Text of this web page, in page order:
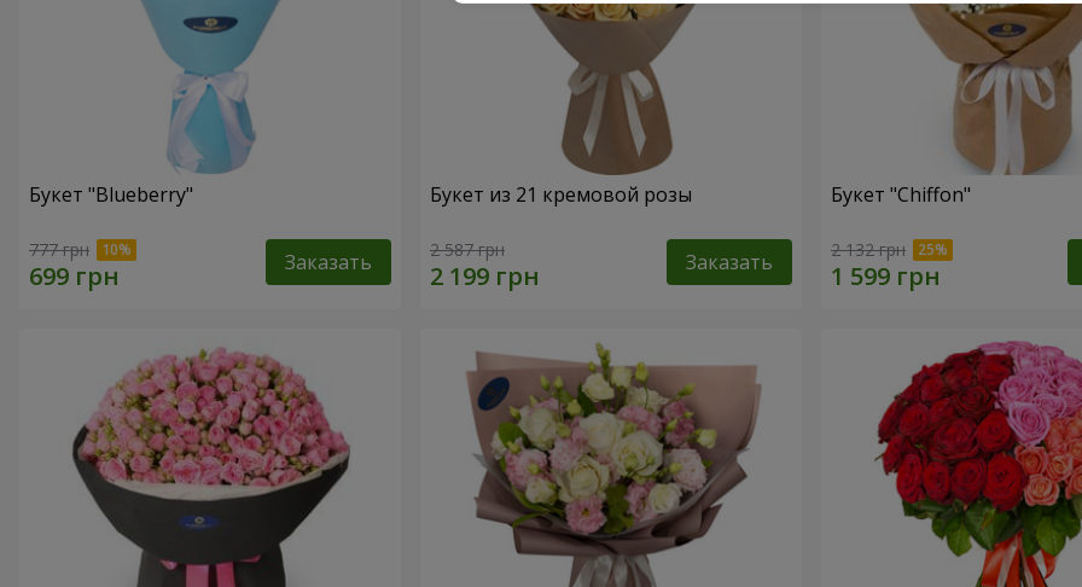
Букет "Blueberry"
777 грн Заказать
Букет из 21 кремовой розы
2 587 грн Заказать
Букет "Chiffon"
2 132 грн